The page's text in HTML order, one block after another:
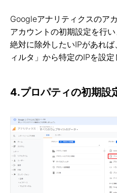
Googleアナリティクスのア
アカウントの初期設定を行
絶対に除外したいIPがあれ
ィルタ」から特定のIPを設定
4.プロパティの初期設